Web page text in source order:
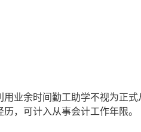
业余时间勤工助学不视为
，可计入从事会计工作年限。